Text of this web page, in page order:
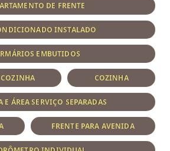
DE FRENTE
INSTALADO
EMBUTIDOS
COZINHA
E ÁREA SERVIÇO SEPARADAS
FRENTE PARA AVENIDA